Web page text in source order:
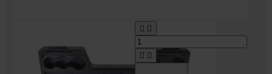
 
 